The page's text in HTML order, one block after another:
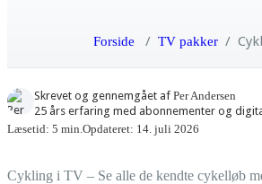
Forside / TV pakker/
Skrevet og gennemgået af Per Andersen
25 års erfaring med abonnementer og
Læsetid: 5 min.Opdateret: 14. juli 2026
Cykling i TV – Se alle de kendte cykelløb